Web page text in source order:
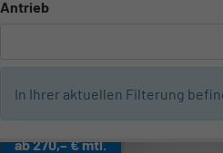
Antrieb
In Ihrer aktuellen Filterung
ab 270,– € mtl.